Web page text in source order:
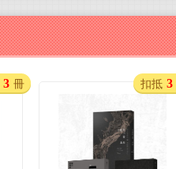
3 冊 扣抵 3